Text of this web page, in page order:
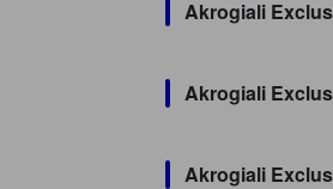
Akrogiali
Akrogiali
Akrogiali